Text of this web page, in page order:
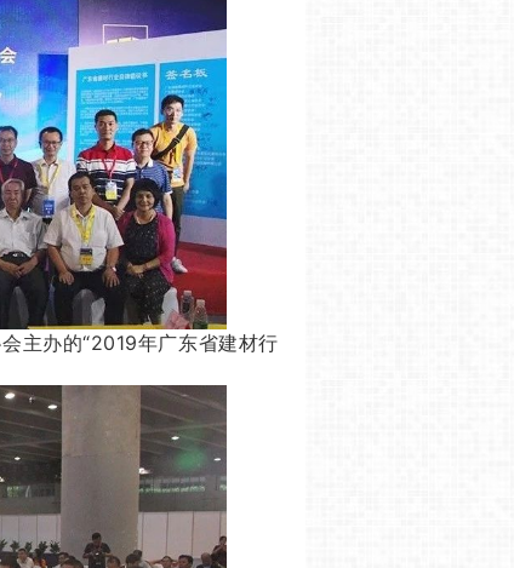
主办的“2019年广东省建材行